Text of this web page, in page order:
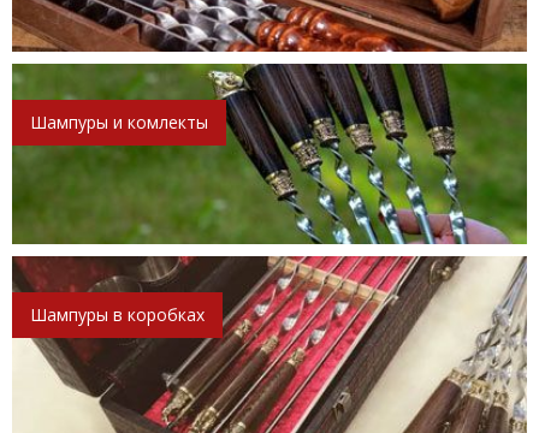
Шампуры и комлекты
Шампуры в коробках